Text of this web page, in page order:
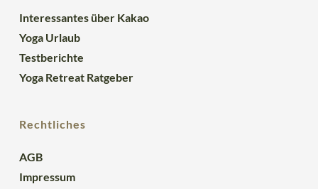
Interessantes über Kakao
Yoga Urlaub
Testberichte
Yoga Retreat Ratgeber
Rechtliches
AGB
Impressum